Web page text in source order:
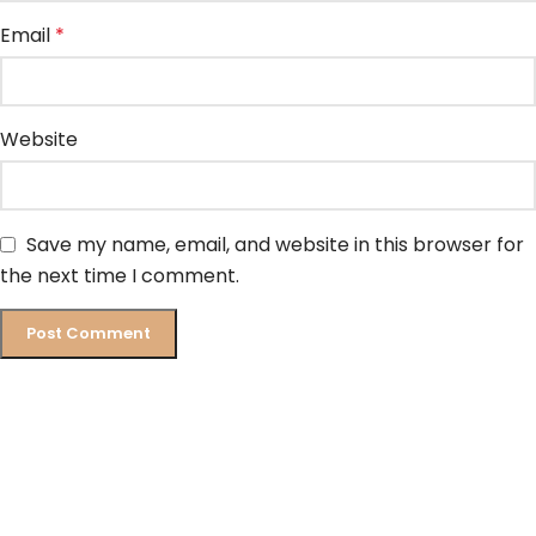
Email *
Website
Save my name, email, and website in this browser for
the next time I comment.